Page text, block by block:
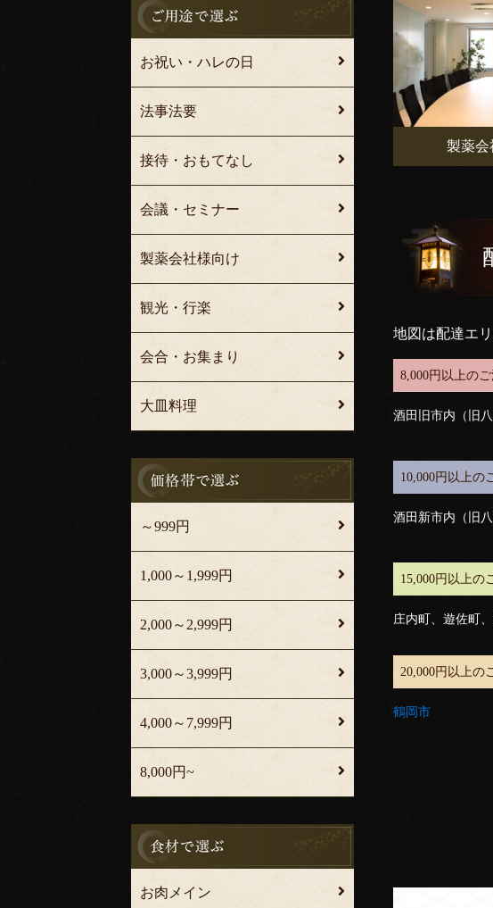
製薬会
地図は配達エ
8,000円以上の
酒田旧市内（旧
10,000円以上の
酒田新市内（旧
15,000円以上の
庄内町、遊佐町
20,000円以上の
鶴岡市
お祝い・ハレの日
法事法要
接待・おもてなし
会議・セミナー
製薬会社様向け
観光・行楽
会合・お集まり
大皿料理
～999円
1,000～1,999円
2,000～2,999円
3,000～3,999円
4,000～7,999円
8,000円~
お肉メイン